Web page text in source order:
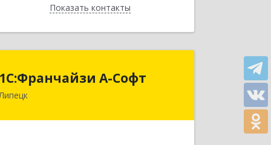
Показать контакты
Назад
1С:Франчайзи А-Софт
Липецк
1С:Франчайзи А-Софт
398059, Липецкая обл, Липецк г,